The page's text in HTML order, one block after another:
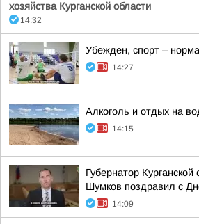
хозяйства Курганской области
14:32
Убежден, спорт –
14:27
Алкоголь и отдых на
14:15
Губернатор
Шумков поздравил с
14:09